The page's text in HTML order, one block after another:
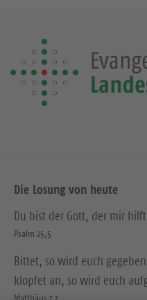
Die Losung von heute
Du bist der Gott, der mir
Psalm 25,5
Bittet, so wird euch
klopfet an, so wird euch